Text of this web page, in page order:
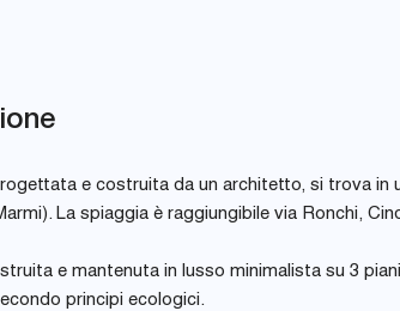
e costruita da un architetto, si trova
La spiaggia è raggiungibile via Ronchi,
e mantenuta in lusso minimalista su 3
principi ecologici.